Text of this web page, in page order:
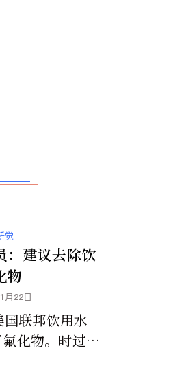
觉
：建议去除饮
物
月22日
国联邦饮用水
化物。时过境